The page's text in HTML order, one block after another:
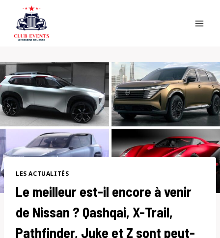
content
LES ACTUALITÉS
Le meilleur est-il encore à venir
de Nissan ? Qashqai, X-Trail,
Pathfinder, Juke et Z sont peut-